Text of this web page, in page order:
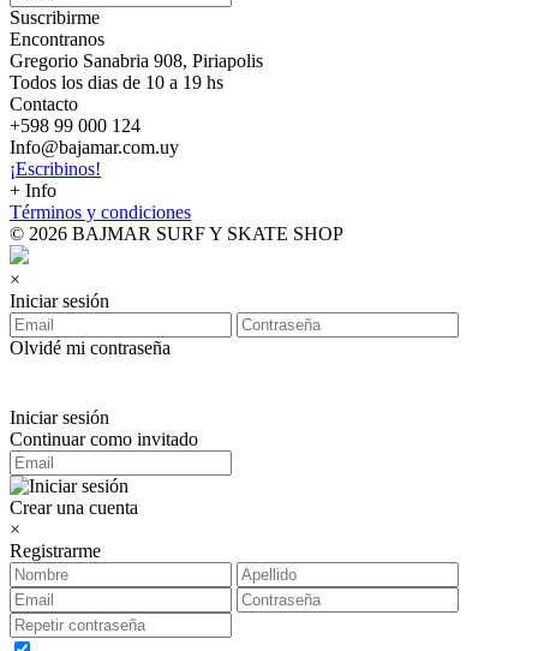
Suscribirme
Encontranos
Gregorio Sanabria 908, Piriapolis
Todos los dias de 10 a 19 hs
Contacto
+598 99 000 124
Info@bajamar.com.uy
¡Escribinos!
+ Info
Términos y condiciones
© 2026 BAJMAR SURF Y SKATE SHOP
×
Iniciar sesión
Olvidé mi contraseña
Iniciar sesión
Continuar como invitado
Crear una cuenta
×
Registrarme